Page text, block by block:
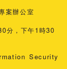
案辦公室
分，下午1時30
Security